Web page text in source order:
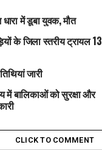
में डूबा युवक, मौत
के जिला स्तरीय ट्रायल 13
जारी
में बालिकाओं को सुरक्षा और
CLICK TO COMMENT